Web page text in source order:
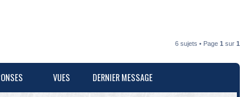
6 sujets • Page 1 sur 1
VUES DERNIER MESSAGE